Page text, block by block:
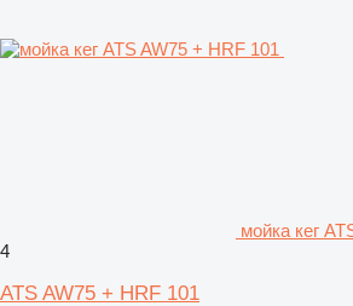
мойка кег
4
ATS AW75 + HRF 101